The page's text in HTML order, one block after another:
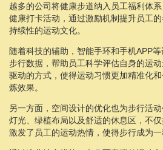
越多的公司将健康步道纳入员工福利体
健康打卡活动，通过激励机制提升员工
持续性的运动文化。
随着科技的辅助，智能手环和手机APP
步行数据，帮助员工科学评估自身的运
驱动的方式，使得运动习惯更加精准化
炼效果。
另一方面，空间设计的优化也为步行活
灯光、绿植布局以及舒适的休息区，不
激发了员工的运动热情，使得步行成为一